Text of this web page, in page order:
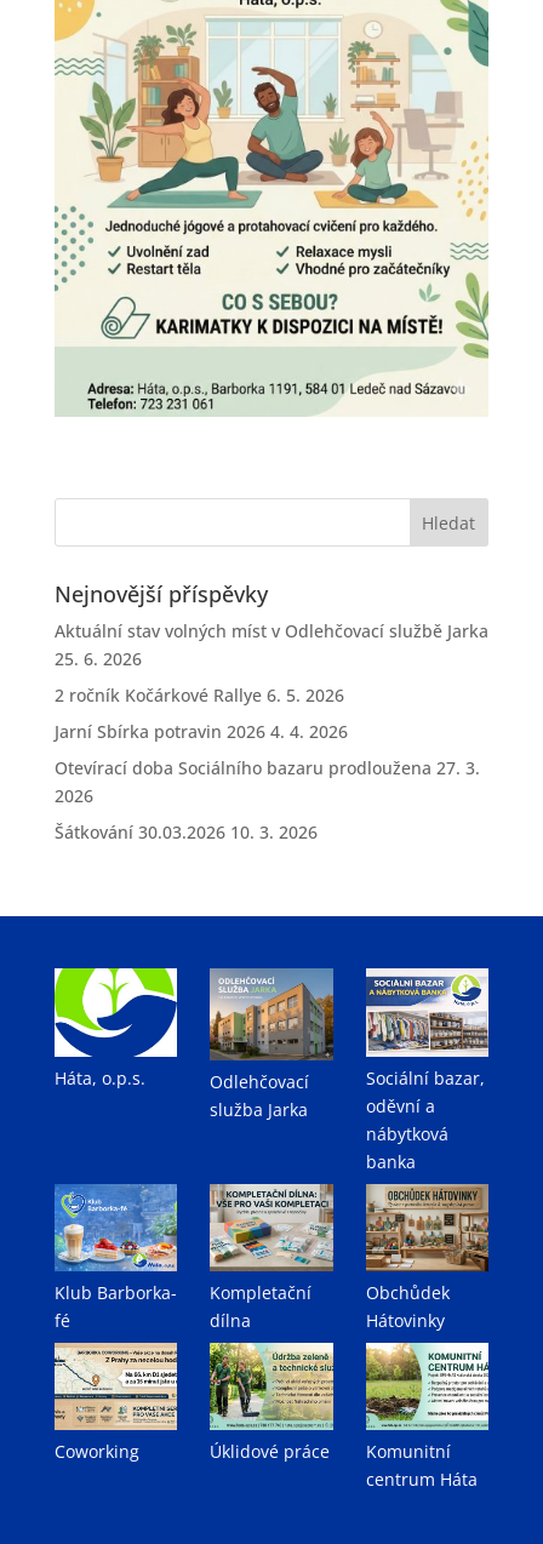
Nejnovější příspěvky
Aktuální stav volných míst v Odlehčovací službě Jarka
25. 6. 2026
2 ročník Kočárkové Rallye 6. 5. 2026
Jarní Sbírka potravin 2026 4. 4. 2026
Otevírací doba Sociálního bazaru prodloužena 27. 3.
2026
Šátkování 30.03.2026 10. 3. 2026
Háta, o.p.s.
Odlehčovací
služba Jarka
Sociální bazar,
oděvní a
nábytková
banka
Klub Barborka-
fé
Kompletační
dílna
Obchůdek
Hátovinky
Coworking Úklidové práce
Komunitní
centrum Háta